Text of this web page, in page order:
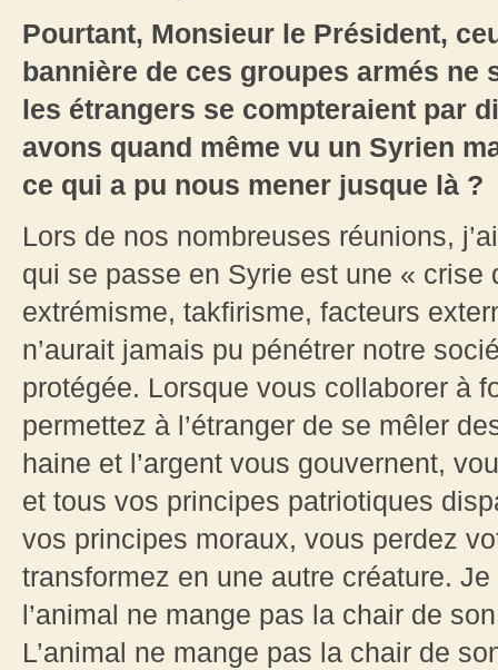
Pourtant, Monsieur le Président,
bannière de ces groupes armés ne
les étrangers se compteraient par
avons quand même vu un Syrien
ce qui a pu nous mener jusque là ?
Lors de nos nombreuses réunions,
qui se passe en Syrie est une « crise
extrémisme, takfirisme, facteurs
n’aurait jamais pu pénétrer notre
protégée. Lorsque vous collaborer à
permettez à l’étranger de se mêler
haine et l’argent vous gouvernent,
et tous vos principes patriotiques
vos principes moraux, vous perdez
transformez en une autre créature.
l’animal ne mange pas la chair de
L’animal ne mange pas la chair de